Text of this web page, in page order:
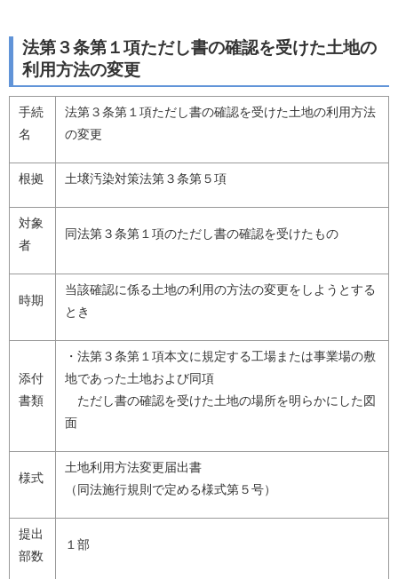
法第３条第１項ただし書の確認を受けた土地の
利用方法の変更
手続
名
法第３条第１項ただし書の確認を受けた土地の利用方法
の変更
根拠 土壌汚染対策法第３条第５項
対象
者
同法第３条第１項のただし書の確認を受けたもの
時期
当該確認に係る土地の利用の方法の変更をしようとする
とき
添付
書類
・法第３条第１項本文に規定する工場または事業場の敷
地であった土地および同項
ただし書の確認を受けた土地の場所を明らかにした図
面
様式
土地利用方法変更届出書
（同法施行規則で定める様式第５号）
提出
部数
１部